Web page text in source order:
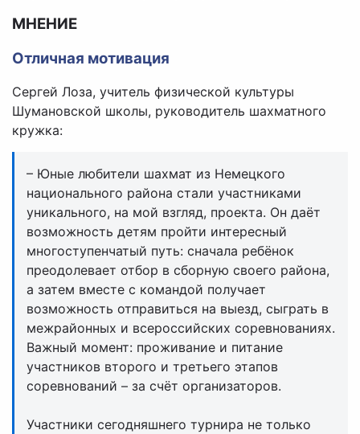
МНЕНИЕ
Отличная мотивация
Сергей Лоза, учитель физической культуры
Шумановской школы, руководитель шахматного
кружка:
– Юные любители шахмат из Немецкого
национального района стали участниками
уникального, на мой взгляд, проекта. Он даёт
возможность детям пройти интересный
многоступенчатый путь: сначала ребёнок
преодолевает отбор в сборную своего района,
а затем вместе с командой получает
возможность отправиться на выезд, сыграть в
межрайонных и всероссийских соревнованиях.
Важный момент: проживание и питание
участников второго и третьего этапов
соревнований – за счёт организаторов.
Участники сегодняшнего турнира не только